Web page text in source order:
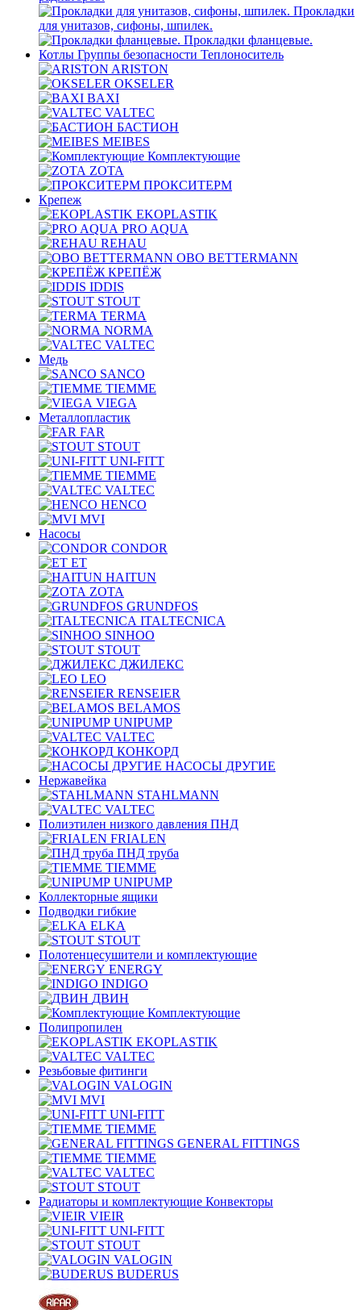
Прокладки
для унитазов, сифоны, шпилек.
Прокладки фланцевые.
Котлы Группы безопасности Теплоноситель
ARISTON
OKSELER
BAXI
VALTEC
БАСТИОН
MEIBES
Комплектующие
ZOTA
ПРОКСИТЕРМ
Крепеж
EKOPLASTIK
PRO AQUA
REHAU
OBO BETTERMANN
КРЕПЁЖ
IDDIS
STOUT
TERMA
NORMA
VALTEC
Медь
SANCO
TIEMME
VIEGA
Металлопластик
FAR
STOUT
UNI-FITT
TIEMME
VALTEC
HENCO
MVI
Насосы
CONDOR
ET
HAITUN
ZOTA
GRUNDFOS
ITALTECNICA
SINHOO
STOUT
ДЖИЛЕКС
LEO
RENSEIER
BELAMOS
UNIPUMP
VALTEC
КОНКОРД
НАСОСЫ ДРУГИЕ
Нержавейка
STAHLMANN
VALTEC
Полиэтилен низкого давления ПНД
FRIALEN
ПНД труба
TIEMME
UNIPUMP
Коллекторные ящики
Подводки гибкие
ELKA
STOUT
Полотенцесушители и комплектующие
ENERGY
INDIGO
ДВИН
Комплектующие
Полипропилен
EKOPLASTIK
VALTEC
Рeзьбовые фитинги
VALOGIN
MVI
UNI-FITT
TIEMME
GENERAL FITTINGS
TIEMME
VALTEC
STOUT
Радиаторы и комплектующие Конвекторы
VIEIR
UNI-FITT
STOUT
VALOGIN
BUDERUS